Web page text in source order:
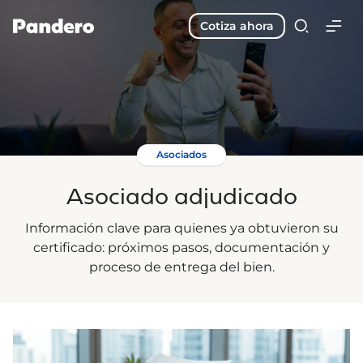
Cotiza ahora
Asociados
Asociado adjudicado
Información clave para quienes ya obtuvieron su
certificado: próximos pasos, documentación y
proceso de entrega del bien.